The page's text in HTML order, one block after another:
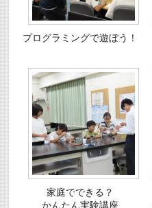
プログラミングで遊ぼう！
家庭でできる？
かんたん実験講座